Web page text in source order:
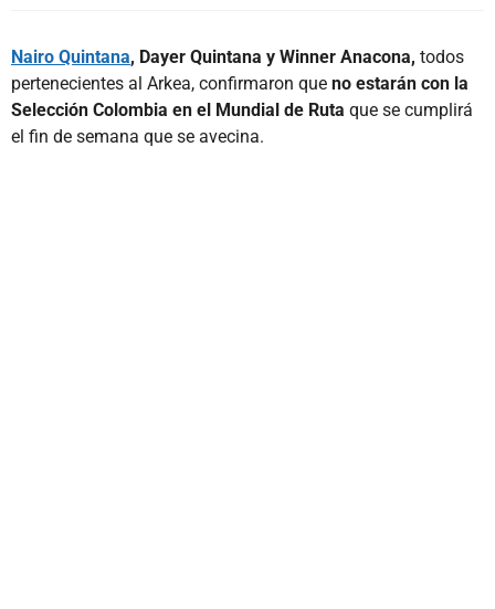
Nairo Quintana, Dayer Quintana y Winner Anacona, todos
pertenecientes al Arkea, confirmaron que no estarán con la
Selección Colombia en el Mundial de Ruta que se cumplirá
el fin de semana que se avecina.